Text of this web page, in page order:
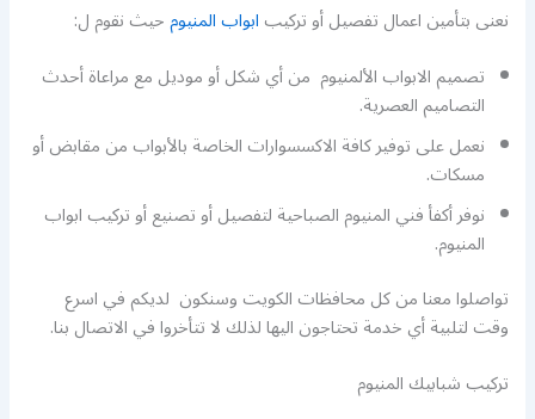
نعنى بتأمين اعمال تفصيل أو تركيبابواب المنيومحيث نقوم ل:
تصميم الابواب الألمنيوم من أي شكل أو موديل مع مراعاة أحدث
التصاميم العصرية.
نعمل على توفير كافة الاكسسوارات الخاصة بالأبواب من مقابض أو
مسكات.
نوفر أكفأ فني المنيوم الصباحية لتفصيل أو تصنيع أو تركيب ابواب
المنيوم.
تواصلوا معنا من كل محافظات الكويت وسنكون لديكم في اسرع
وقت لتلبية أي خدمة تحتاجون اليها لذلك لا تتأخروا في الاتصال بنا.
تركيب شبابيك المنيوم